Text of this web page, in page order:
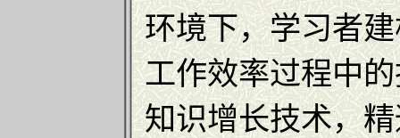
环境下，学习者
工作效率过程中
知识增长技术，